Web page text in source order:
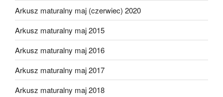
Arkusz maturalny maj (czerwiec) 2020
Arkusz maturalny maj 2015
Arkusz maturalny maj 2016
Arkusz maturalny maj 2017
Arkusz maturalny maj 2018